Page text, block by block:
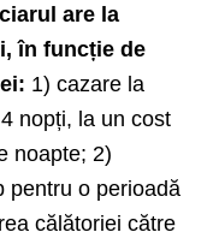
are la
în funcție de
1) cazare la
nopți, la un cost
noapte; 2)
pentru o perioadă
călătoriei către